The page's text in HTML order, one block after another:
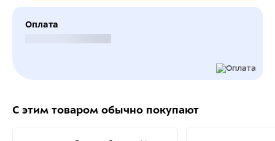
Оплата
С этим товаром обычно покупают